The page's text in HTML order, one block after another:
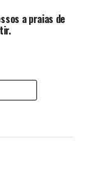
a praias de